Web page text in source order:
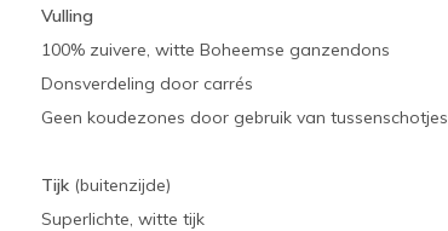
Vulling
100% zuivere, witte Boheemse ganzendons
Donsverdeling door carrés
Geen koudezones door gebruik van
Tijk (buitenzijde)
Superlichte, witte tijk